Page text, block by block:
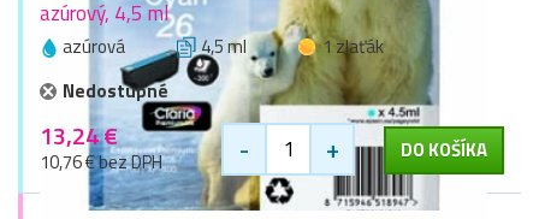
azúrový, 4,5 ml
azúrová 4,5 ml
1 zlaťák
Nedostupné
13,24 €
10,76 € bez DPH - + DO KOŠÍKA